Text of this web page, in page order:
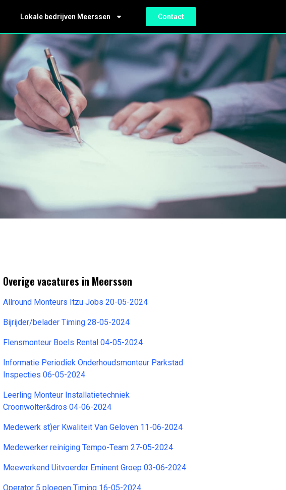
Lokale bedrijven Meerssen Contact
Overige vacatures in Meerssen
Allround Monteurs Itzu Jobs 20-05-2024
Bijrijder/belader Timing 28-05-2024
Flensmonteur Boels Rental 04-05-2024
Informatie Periodiek Onderhoudsmonteur Parkstad
Inspecties 06-05-2024
Leerling Monteur Installatietechniek
Croonwolter&dros 04-06-2024
Medewerk st)er Kwaliteit Van Geloven 11-06-2024
Medewerker reiniging Tempo-Team 27-05-2024
Meewerkend Uitvoerder Eminent Groep 03-06-2024
Operator 5 ploegen Timing 16-05-2024